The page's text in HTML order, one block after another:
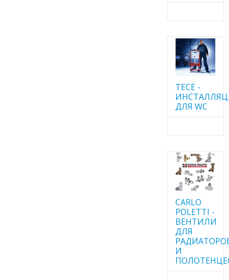
TECE -
ДЛЯ WC
CARLO
POLETTI -
ВЕНТИЛИ
ДЛЯ
И